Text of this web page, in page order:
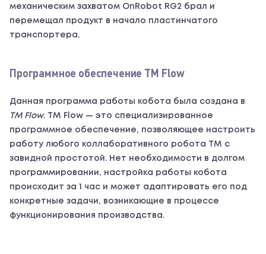
механическим захватом OnRobot RG2 брал и
перемещал продукт в начало пластинчатого
транспортера.
Программное обеспечение TM Flow
Данная программа работы кобота была создана в
TM Flow. TM Flow — это специализированное
программное обеспечение, позволяющее настроить
работу любого коллаборативного робота TM c
завидной простотой. Нет необходимости в долгом
программировании, настройка работы кобота
происходит за 1 час и может адаптировать его под
конкретные задачи, возникающие в процессе
функционирования производства.